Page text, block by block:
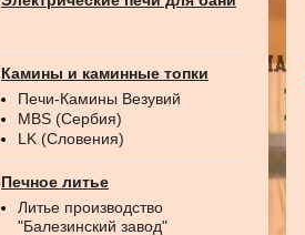
Камины и каминные топки
Печи-Камины Везувий
MBS (Сербия)
LK (Словения)
Печное литье
Литье производство
"Балезинский завод"